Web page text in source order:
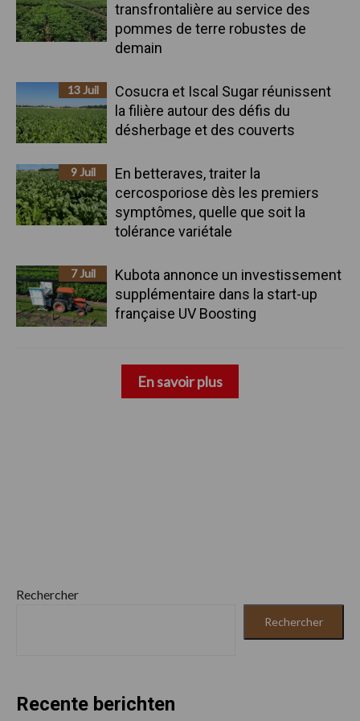
transfrontalière au service des
pommes de terre robustes de
demain
13 Juil
Cosucra et Iscal Sugar réunissent
la filière autour des défis du
désherbage et des couverts
9 Juil
En betteraves, traiter la
cercosporiose dès les premiers
symptômes, quelle que soit la
tolérance variétale
7 Juil
Kubota annonce un investissement
supplémentaire dans la start-up
française UV Boosting
En savoir plus
Rechercher
Rechercher
Recente berichten